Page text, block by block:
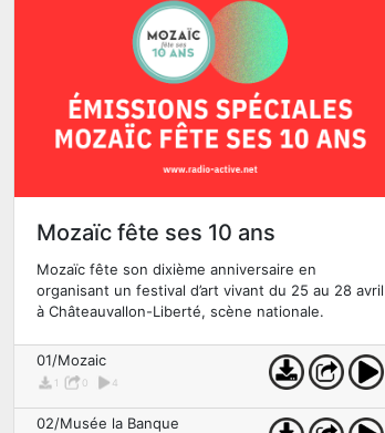
Mozaïc fête ses 10 ans
Mozaïc fête son dixième anniversaire en
organisant un festival d’art vivant du 25 au 28 avril
à Châteauvallon-Liberté, scène nationale.
01/Mozaic
1 0 4
02/Musée la Banque